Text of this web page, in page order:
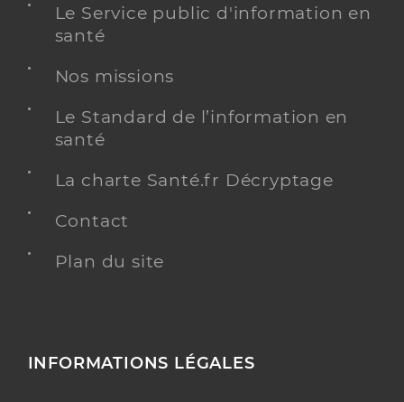
Le Service public d'information en
santé
Nos missions
Le Standard de l’information en
santé
La charte Santé.fr Décryptage
Contact
Plan du site
INFORMATIONS LÉGALES